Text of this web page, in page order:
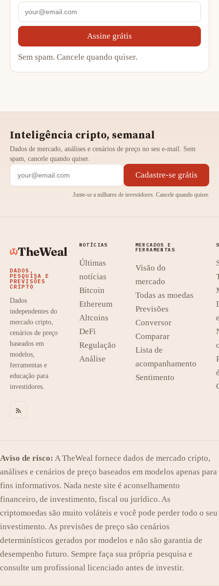
Assine grátis
Sem spam. Cancele quando quiser.
Inteligência cripto, semanal
Dados de mercado, análises e cenários de preço no seu e-mail. Sem
spam, cancele quando quiser.
Cadastre-se grátis
Junte-se a milhares de investidores. Cancele quando quiser.
TheWeal
DADOS,
PESQUISA E
PREVISÕES
CRIPTO
Dados
independentes do
mercado cripto,
cenários de preço
baseados em
modelos,
ferramentas e
educação para
investidores.
NOTÍCIAS
Últimas
notícias
Bitcoin
Ethereum
Altcoins
DeFi
Regulação
Análise
MERCADOS E
FERRAMENTAS
Visão do
mercado
Todas as moedas
Previsões
Conversor
Comparar
Lista de
acompanhamento
Sentimento
Aviso de risco: A TheWeal fornece dados de mercado cripto,
análises e cenários de preço baseados em modelos apenas para
fins informativos. Nada neste site é aconselhamento
financeiro, de investimento, fiscal ou jurídico. As
criptomoedas são muito voláteis e você pode perder todo o seu
investimento. As previsões de preço são cenários
determinísticos gerados por modelos e não são garantia de
desempenho futuro. Sempre faça sua própria pesquisa e
consulte um profissional licenciado antes de investir.